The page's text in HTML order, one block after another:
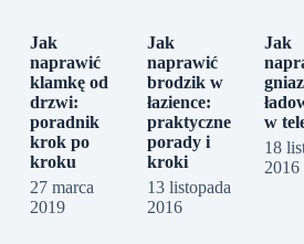
Jak
naprawić
klamkę od
drzwi:
poradnik
krok po
kroku
27 marca
2019
Jak
naprawić
brodzik w
łazience:
praktyczne
porady i
kroki
13 listopada
2016
Jak
w
18
2016